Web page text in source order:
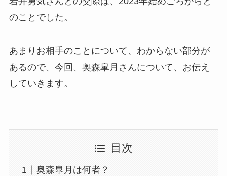
のことでした。
あまりお相手のことについて、わからない部分が
あるので、今回、奥森皐月さんについて、お伝え
していきます。
目次
奥森皐月は何者？